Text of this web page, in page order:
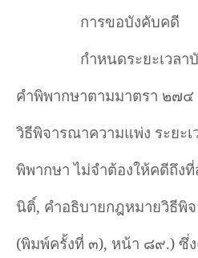
การขอบังคับคดี
กำหนดระยะเวล
คำพิพากษาตามมาตรา ๒๗
วิธีพิจารณาความแพ่ง ระยะ
พิพากษา ไม่จำต้องให้คดีถึง
นิติ์, คำอธิบายกฎหมายวิธีพิ
(พิมพ์ครั้งที่ ๓), หน้า ๘๙.) ซึ่